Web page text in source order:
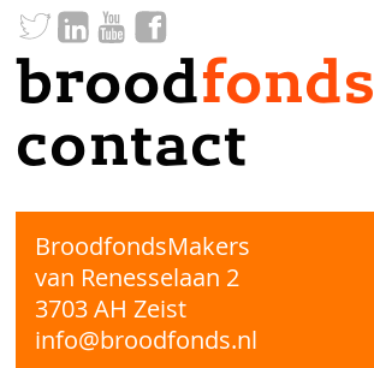
broodfonds
contact
BroodfondsMakers
van Renesselaan 2
3703 AH Zeist
info@broodfonds.nl